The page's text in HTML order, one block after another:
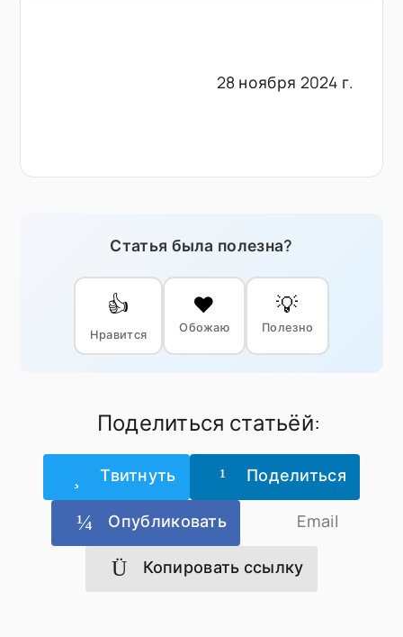
28 ноября 2024 г.
Статья была полезна?
👍
Нравится
❤️
Обожаю
💡
Полезно
Поделиться статьёй:
Твитнуть Поделиться
Опубликовать Email
Копировать ссылку